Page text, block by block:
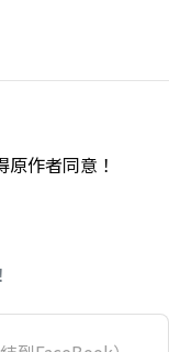
作者同意！